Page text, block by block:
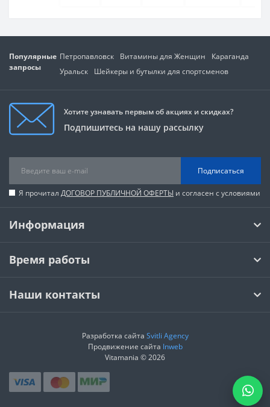
Популярные
запросы
Петропавловск Витамины для Женщин
Караганда
Уральск
Шейкеры и бутылки для спортсменов
Хотите узнавать первым об акциях и скидках?
Подпишитесь на нашу рассылку
Подписаться
Я прочитал ДОГОВОР ПУБЛИЧНОЙ ОФЕРТЫ и согласен с условиями
Информация
Время работы
Наши контакты
Разработка сайта Svitli Agency
Продвижение сайта Inweb
Vitamania © 2026